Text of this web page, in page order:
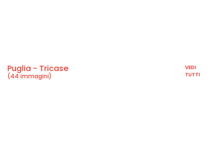
Puglia - Tricase
(44 immagini)
VEDI
TUTTI